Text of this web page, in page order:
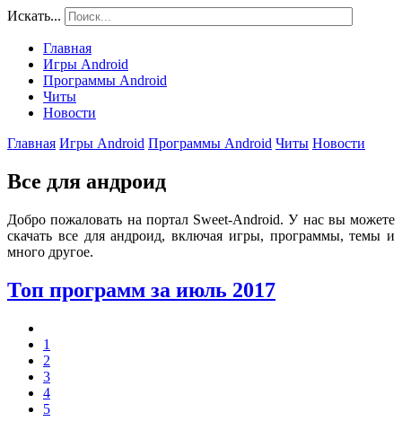
Искать...
Главная
Игры Android
Программы Android
Читы
Новости
Главная Игры Android Программы Android Читы Новости
Все для андроид
Добро пожаловать на портал Sweet-Android. У нас вы можете
скачать все для андроид, включая игры, программы, темы и
много другое.
Топ программ за июль 2017
1
2
3
4
5